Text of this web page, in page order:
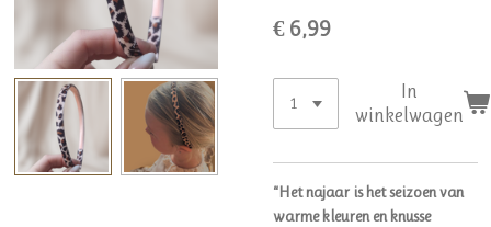
€ 6,99
In
winkelwagen
“Het najaar is het seizoen van
warme kleuren en knusse